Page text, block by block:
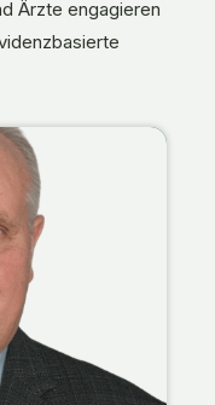
Ärzte engagieren